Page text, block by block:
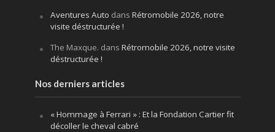
Aventures Auto dans Rétromobile 2026, notre
visite déstructurée !
The Maxque. dans Rétromobile 2026, notre visite
déstructurée !
Nos derniers articles
« Hommage à Ferrari » : Et la Fondation Cartier fit
décoller le cheval cabré